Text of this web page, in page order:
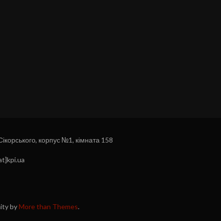
корпус №1, кімната 158
byMore than Themes.